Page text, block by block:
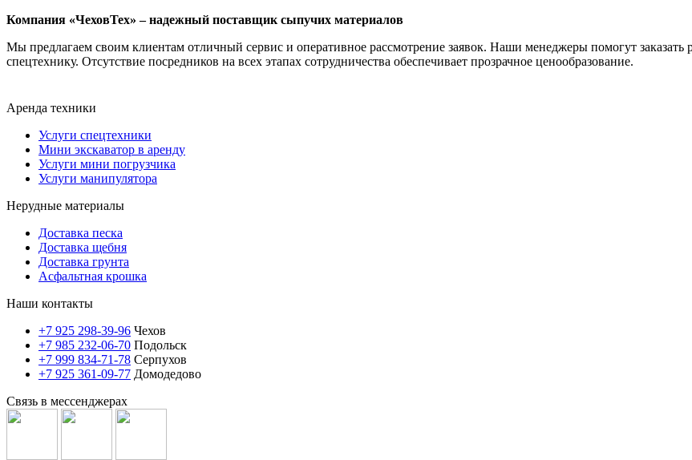
Компания «ЧеховТех» – надежный поставщик сыпучих материалов
Мы предлагаем своим клиентам отличный сервис и оперативное рассмотрение заявок. Наши менеджеры помогут заказать
спецтехнику. Отсутствие посредников на всех этапах сотрудничества обеспечивает прозрачное ценообразование.
Аренда техники
Услуги спецтехники
Мини экскаватор в аренду
Услуги мини погрузчика
Услуги манипулятора
Нерудные материалы
Доставка песка
Доставка щебня
Доставка грунта
Асфальтная крошка
Наши контакты
+7 925 298-39-96 Чехов
+7 985 232-06-70 Подольск
+7 999 834-71-78 Серпухов
+7 925 361-09-77 Домодедово
Связь в мессенджерах